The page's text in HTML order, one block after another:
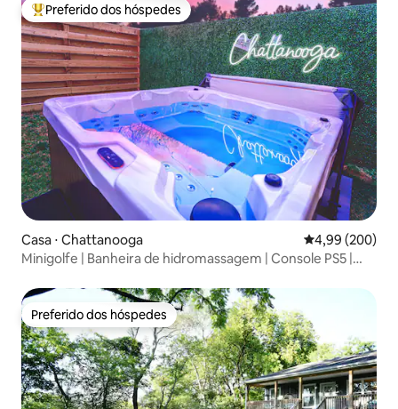
Entre os melhores preferidos dos hóspedes
Preferido dos hóspedes
Casa ⋅ Chattanooga 4,99 de uma
4,99 (200)
Minigolfe | Banheira de hidromassagem | Console PS5 |
Preferido dos hóspedes
Preferido dos hóspedes